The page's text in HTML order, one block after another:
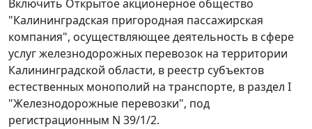
Включить Открытое акционерное общество
"Калининградская пригородная пассажирская
компания", осуществляющее деятельность в сфере
услуг железнодорожных перевозок на территории
Калининградской области, в реестр субъектов
естественных монополий на транспорте, в раздел I
"Железнодорожные перевозки", под
регистрационным N 39/1/2.